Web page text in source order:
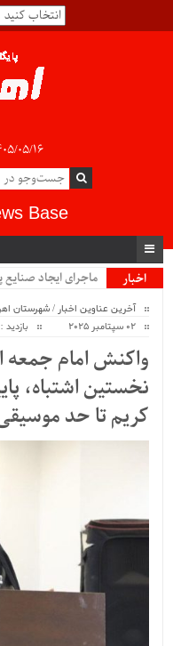
۱۴۰۵/۰۵/
Base
اخبار
.
آخرین عناوین اخبار /شهرستان اهر
02 سپتامبر 2025
بازدید :
واکنش امام جمعه
نخستین اشتباه،
کریم تا حد